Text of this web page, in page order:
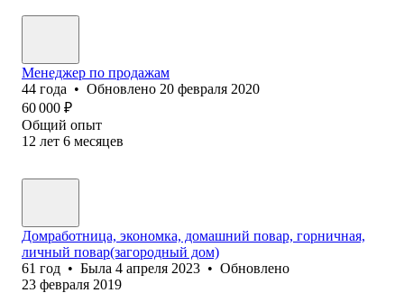
Менеджер по продажам
44 года • Обновлено 20 февраля 2020
60 000 ₽
Общий опыт
12 лет 6 месяцев
Домработница, экономка, домашний повар, горничная,
личный повар(загородный дом)
61 год • Была 4 апреля 2023 • Обновлено
23 февраля 2019